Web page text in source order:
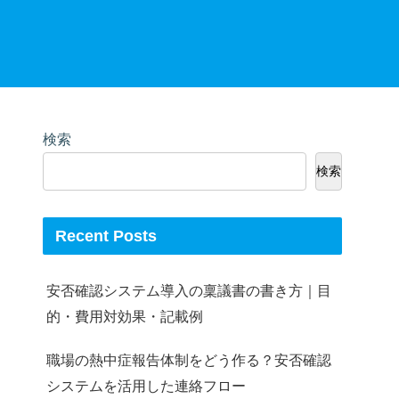
検索
検索
Recent Posts
安否確認システム導入の稟議書の書き方｜目
的・費用対効果・記載例
職場の熱中症報告体制をどう作る？安否確認
システムを活用した連絡フロー